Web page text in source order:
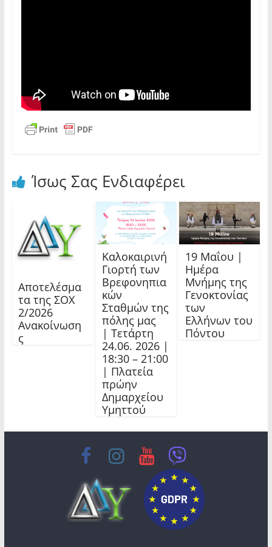
Ίσως Σας Ενδιαφέρει
Αποτελέσμα
τα της ΣΟΧ
2/2026
Ανακοίνωση
ς
Καλοκαιρινή
Γιορτή των
Βρεφονηπια
κών
Σταθμών της
πόλης μας
| Τετάρτη
24.06. 2026 |
18:30 – 21:00
| Πλατεία
πρώην
Δημαρχείου
Υμηττού
19 Μαΐου |
Ημέρα
Μνήμης της
Γενοκτονίας
των
Ελλήνων του
Πόντου